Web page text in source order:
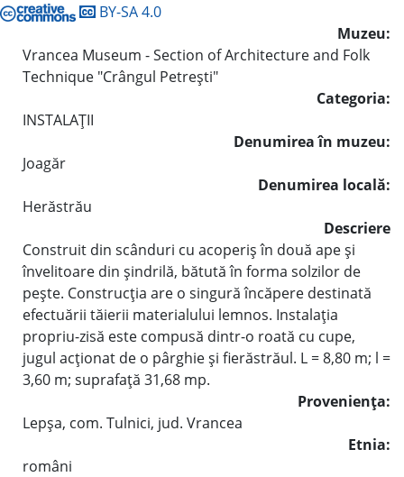
BY-SA 4.0
Muzeu:
Vrancea Museum - Section of Architecture and Folk
Technique "Crângul Petreşti"
Categoria:
INSTALAŢII
Denumirea în muzeu:
Joagăr
Denumirea locală:
Herăstrău
Descriere
Construit din scânduri cu acoperiş în două ape şi
învelitoare din şindrilă, bătută în forma solzilor de
peşte. Construcţia are o singură încăpere destinată
efectuării tăierii materialului lemnos. Instalaţia
propriu-zisă este compusă dintr-o roată cu cupe,
jugul acţionat de o pârghie şi fierăstrăul. L = 8,80 m; l =
3,60 m; suprafaţă 31,68 mp.
Provenienţa:
Lepşa, com. Tulnici, jud. Vrancea
Etnia:
români